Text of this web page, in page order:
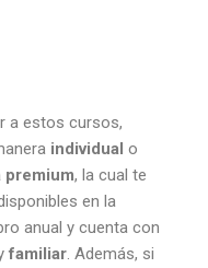
a estos cursos,
individual o
premium, la cual te
en la
anual y cuenta con
familiar. Además, si